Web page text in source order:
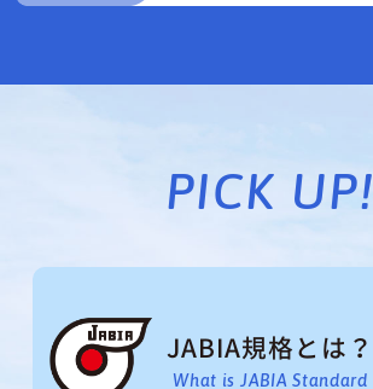
PICK UP!
JABIA規格とは？
What is JABIA Standard